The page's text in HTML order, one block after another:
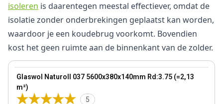
isoleren is daarentegen meestal effectiever, omdat de
isolatie zonder onderbrekingen geplaatst kan worden,
waardoor je een koudebrug voorkomt. Bovendien
kost het geen ruimte aan de binnenkant van de zolder.
140 mm
Glaswol Naturoll 037 5600x380x140mm Rd:3.75 (=2,13
m²)
5
View product